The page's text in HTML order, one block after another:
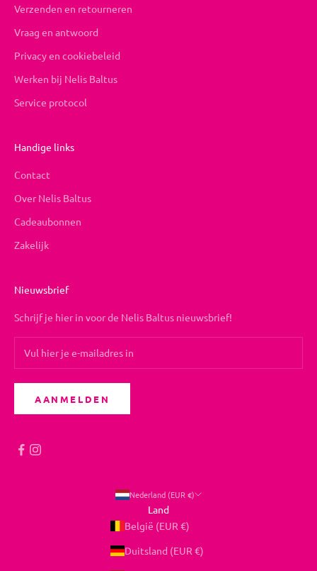
Verzenden en retourneren
Vraag en antwoord
Privacy en cookiebeleid
Werken bij Nelis Baltus
Service protocol
Handige links
Contact
Over Nelis Baltus
Cadeaubonnen
Zakelijk
Nieuwsbrief
Schrijf je hier in voor de Nelis Baltus nieuwsbrief!
AANMELDEN
Nederland (EUR €)
Land
België (EUR €)
Duitsland (EUR €)